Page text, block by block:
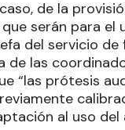
de la
serán para el
del servicio de
de las
“las prótesis
al uso